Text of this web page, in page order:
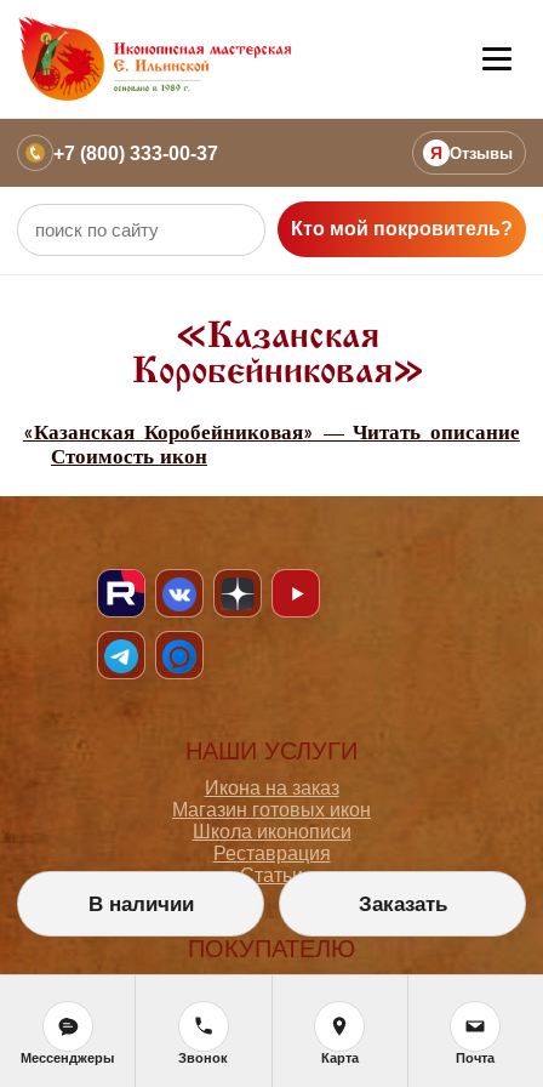
+7 (800) 333-00-37 Я Отзывы
Кто мой покровитель?
«Казанская
Коробейниковая»
«Казанская Коробейниковая» — Читать описание
Стоимость икон
НАШИ УСЛУГИ
Икона на заказ
Магазин готовых икон
Школа иконописи
Реставрация
Статьи
ПОКУПАТЕЛЮ
Как сделать заказ
Доставка и оплата
Политика конфиденциальности
В наличии Заказать
Мессенджеры Звонок Карта Почта